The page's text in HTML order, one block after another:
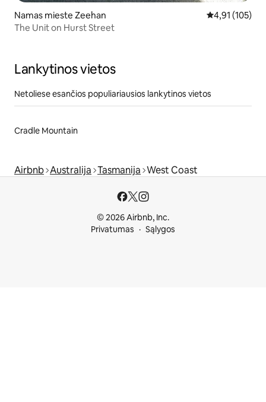
Namas mieste Zeehan Vidutinis
4,91 (105)
The Unit on Hurst Street
Lankytinos vietos
Netoliese esančios populiariausios lankytinos vietos
Cradle Mountain
Airbnb Australija Tasmanija West Coast
© 2026 Airbnb, Inc.
Privatumas
Sąlygos